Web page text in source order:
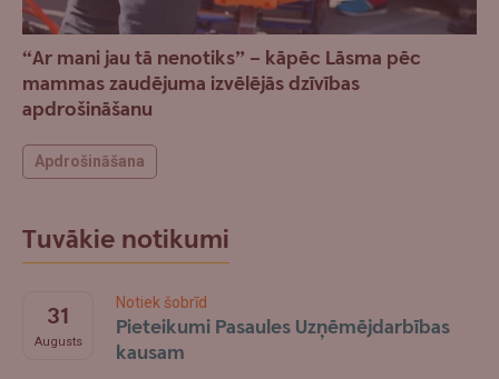
“Ar mani jau tā nenotiks” – kāpēc Lāsma pēc
mammas zaudējuma izvēlējās dzīvības
apdrošināšanu
Apdrošināšana
Tuvākie notikumi
31
Augusts
Notiek šobrīd
Pieteikumi Pasaules Uzņēmējdarbības
kausam